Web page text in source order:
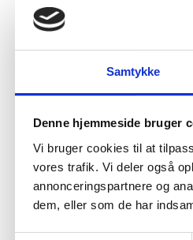
Samtykke
Denne hjemmeside bruger
Vi bruger cookies til at
vores trafik. Vi deler også
annonceringspartnere og
dem, eller som de har